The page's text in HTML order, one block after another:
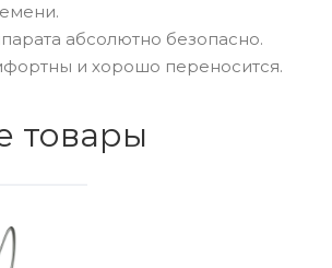
абсолютно безопасно.
и хорошо переносится.
товары